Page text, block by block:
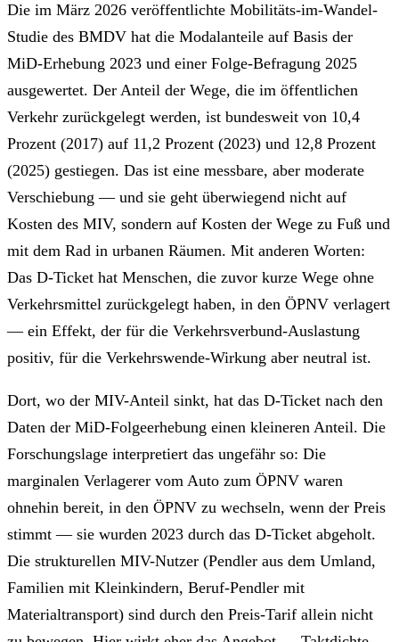
Die im März 2026 veröffentlichte Mobilitäts-im-Wandel-
Studie des BMDV hat die Modalanteile auf Basis der
MiD-Erhebung 2023 und einer Folge-Befragung 2025
ausgewertet. Der Anteil der Wege, die im öffentlichen
Verkehr zurückgelegt werden, ist bundesweit von 10,4
Prozent (2017) auf 11,2 Prozent (2023) und 12,8 Prozent
(2025) gestiegen. Das ist eine messbare, aber moderate
Verschiebung — und sie geht überwiegend nicht auf
Kosten des MIV, sondern auf Kosten der Wege zu Fuß und
mit dem Rad in urbanen Räumen. Mit anderen Worten:
Das D-Ticket hat Menschen, die zuvor kurze Wege ohne
Verkehrsmittel zurückgelegt haben, in den ÖPNV verlagert
— ein Effekt, der für die Verkehrsverbund-Auslastung
positiv, für die Verkehrswende-Wirkung aber neutral ist.
Dort, wo der MIV-Anteil sinkt, hat das D-Ticket nach den
Daten der MiD-Folgeerhebung einen kleineren Anteil. Die
Forschungslage interpretiert das ungefähr so: Die
marginalen Verlagerer vom Auto zum ÖPNV waren
ohnehin bereit, in den ÖPNV zu wechseln, wenn der Preis
stimmt — sie wurden 2023 durch das D-Ticket abgeholt.
Die strukturellen MIV-Nutzer (Pendler aus dem Umland,
Familien mit Kleinkindern, Beruf-Pendler mit
Materialtransport) sind durch den Preis-Tarif allein nicht